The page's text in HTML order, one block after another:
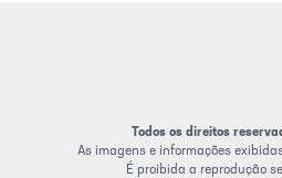
Todos os direitos
As imagens e informações
É proibida a reprodução